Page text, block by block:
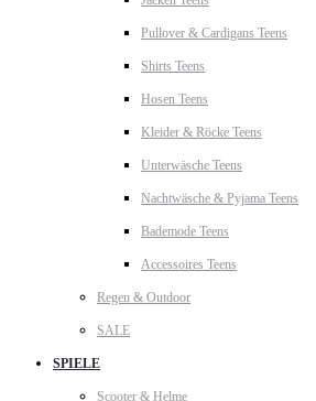
Pullover & Cardigans Teens
Shirts Teens
Hosen Teens
Kleider & Röcke Teens
Unterwäsche Teens
Nachtwäsche & Pyjama Teens
Bademode Teens
Accessoires Teens
Regen & Outdoor
SALE
SPIELE
Scooter & Helme